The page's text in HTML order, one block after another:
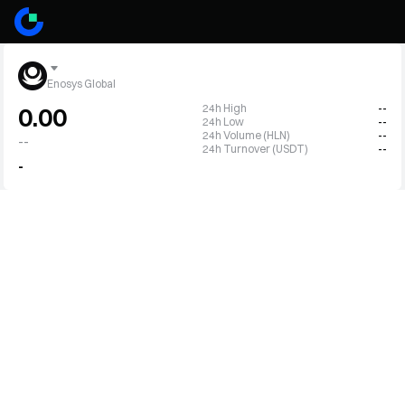
Enosys Global
0.00
--
-
24h High
--
24h Low
--
24h Volume (HLN)
--
24h Turnover (USDT)
--